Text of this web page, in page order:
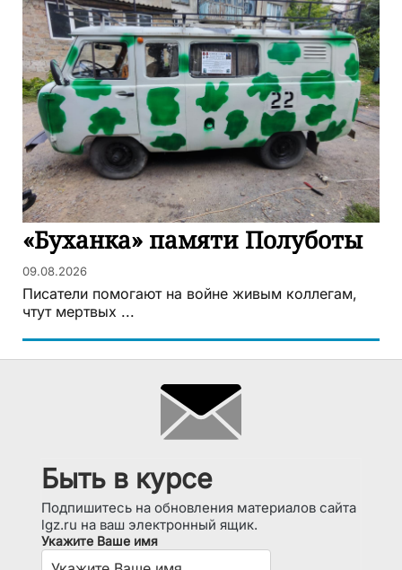
«Буханка» памяти Полуботы
09.08.2026
Писатели помогают на войне живым коллегам,
чтут мертвых ...
Быть в курсе
Подпишитесь на обновления материалов сайта
lgz.ru на ваш электронный ящик.
Укажите Ваше имя